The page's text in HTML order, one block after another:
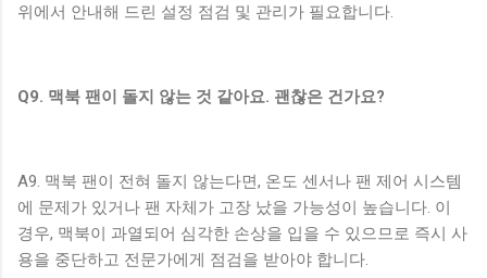
위에서 안내해 드린 설정 점검 및 관리가 필요합니다.
Q9. 맥북 팬이 돌지 않는 것 같아요. 괜찮은 건가요?
A9. 맥북 팬이 전혀 돌지 않는다면, 온도 센서나 팬 제어 시스템
에 문제가 있거나 팬 자체가 고장 났을 가능성이 높습니다. 이
경우, 맥북이 과열되어 심각한 손상을 입을 수 있으므로 즉시 사
용을 중단하고 전문가에게 점검을 받아야 합니다.